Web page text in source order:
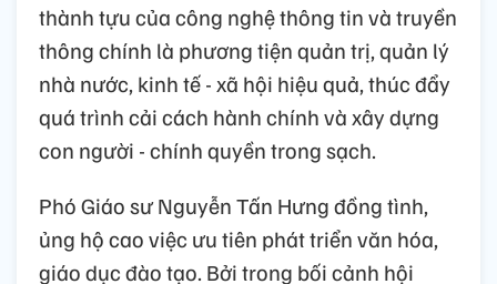
thành tựu của công nghệ thông tin và truyền
thông chính là phương tiện quản trị, quản lý
nhà nước, kinh tế - xã hội hiệu quả, thúc đẩy
quá trình cải cách hành chính và xây dựng
con người - chính quyền trong sạch.
Phó Giáo sư Nguyễn Tấn Hưng đồng tình,
ủng hộ cao việc ưu tiên phát triển văn hóa,
giáo dục đào tạo. Bởi trong bối cảnh hội